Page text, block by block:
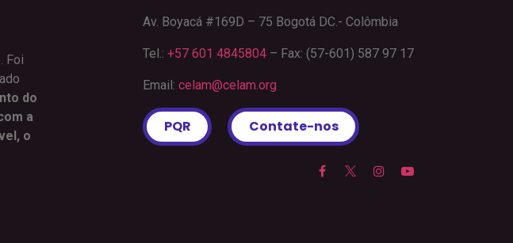
Foi
do
a
o
Av. Boyacá #169D – 75 Bogotá DC.- Colômbia
Tel.: +57 601 4845804 – Fax: (57-601) 587 97 17
Email: celam@celam.org
PQR Contate-nos